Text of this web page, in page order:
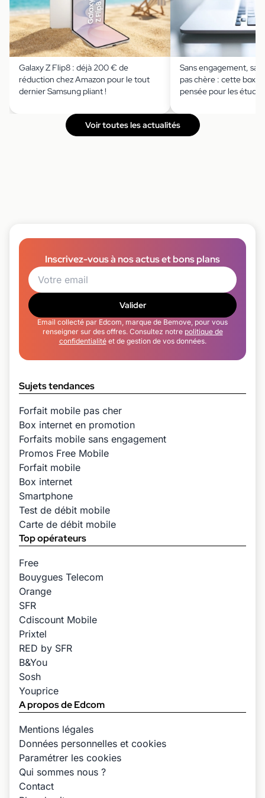
Galaxy Z Flip8 : déjà 200 € de
réduction chez Amazon pour le tout
dernier Samsung pliant !
Sans engagement,
pas chère : cette box
pensée pour les
Voir toutes les actualités
Inscrivez-vous à nos actus et bons plans
Valider
Email collecté par Edcom, marque de Bemove, pour vous
renseigner sur des offres. Consultez notre politique de
confidentialitéet de gestion de vos données.
Sujets tendances
Forfait mobile pas cher
Box internet en promotion
Forfaits mobile sans engagement
Promos Free Mobile
Forfait mobile
Box internet
Smartphone
Test de débit mobile
Carte de débit mobile
Top opérateurs
Free
Bouygues Telecom
Orange
SFR
Cdiscount Mobile
Prixtel
RED by SFR
B&You
Sosh
Youprice
A propos de Edcom
Mentions légales
Données personnelles et cookies
Paramétrer les cookies
Qui sommes nous ?
Contact